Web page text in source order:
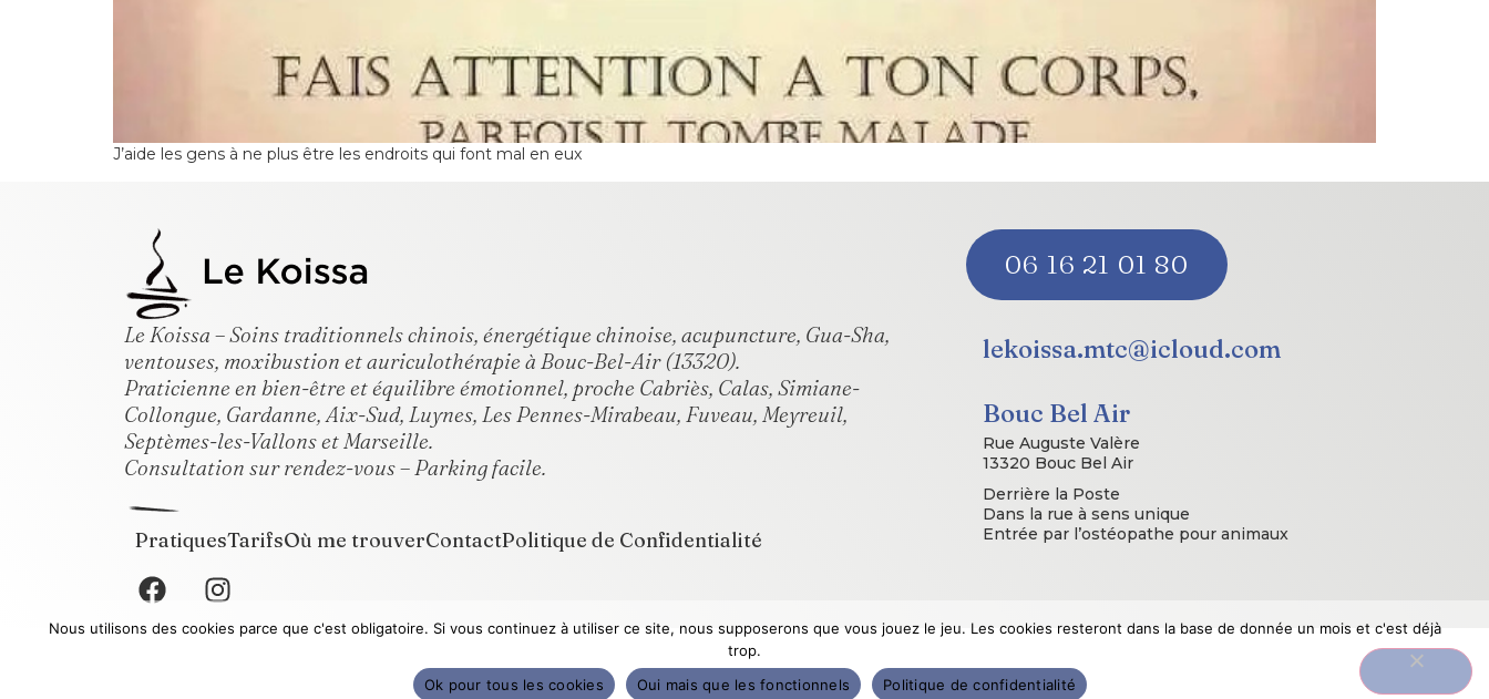
J’aide les gens à ne plus être les endroits qui font mal en eux
Le Koissa – Soins traditionnels chinois, énergétique chinoise, acupuncture, Gua-Sha,
ventouses, moxibustion et auriculothérapie à Bouc-Bel-Air (13320).
Praticienne en bien-être et équilibre émotionnel, proche Cabriès, Calas, Simiane-
Collongue, Gardanne, Aix-Sud, Luynes, Les Pennes-Mirabeau, Fuveau, Meyreuil,
Septèmes-les-Vallons et Marseille.
Consultation sur rendez-vous – Parking facile.
PratiquesTarifsOù me trouverContactPolitique de Confidentialité
06 16 21 01 80
lekoissa.mtc@icloud.com
Bouc Bel Air
Rue Auguste Valère
13320 Bouc Bel Air
Derrière la Poste
Dans la rue à sens unique
Entrée par l’ostéopathe pour animaux
Site conçu et géré par
Nous utilisons des cookies parce que c'est obligatoire. Si vous continuez à utiliser ce site, nous supposerons que vous jouez le jeu. Les cookies resteront dans la base de donnée un mois et c'est déjà
trop.
Ok pour tous les cookies
Oui mais que les fonctionnels Politique de confidentialité